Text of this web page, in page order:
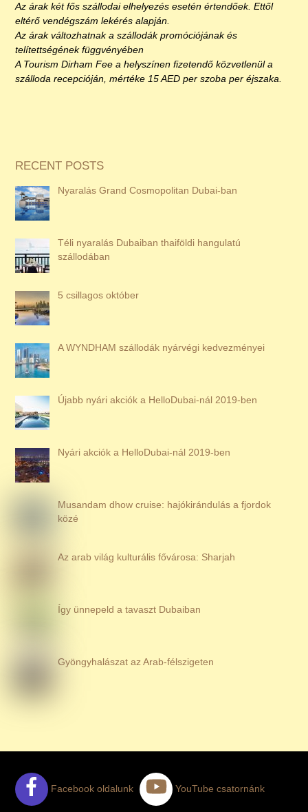
Az árak két fős szállodai elhelyezés esetén értendőek. Ettől
eltérő vendégszám lekérés alapján.
Az árak változhatnak a szállodák promóciójának és
telítettségének függvényében
A Tourism Dirham Fee a helyszínen fizetendő közvetlenül a
szálloda recepcióján, mértéke 15 AED per szoba per éjszaka.
RECENT POSTS
Nyaralás Grand Cosmopolitan Dubai-ban
Téli nyaralás Dubaiban thaiföldi hangulatú
szállodában
5 csillagos október
A WYNDHAM szállodák nyárvégi kedvezményei
Újabb nyári akciók a HelloDubai-nál 2019-ben
Nyári akciók a HelloDubai-nál 2019-ben
Musandam dhow cruise: hajókirándulás a fjordok
közé
Az arab világ kulturális fővárosa: Sharjah
Így ünnepeld a tavaszt Dubaiban
Gyöngyhalászat az Arab-félszigeten
Facebook oldalunk YouTube csatornánk